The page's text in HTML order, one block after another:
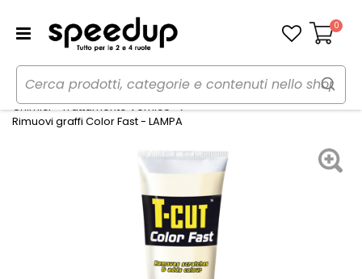
Carrello
0
Home Auto
Cura dell'auto
Chimici - Trattamento Vernice
Rimuovi graffi Color Fast - LAMPA